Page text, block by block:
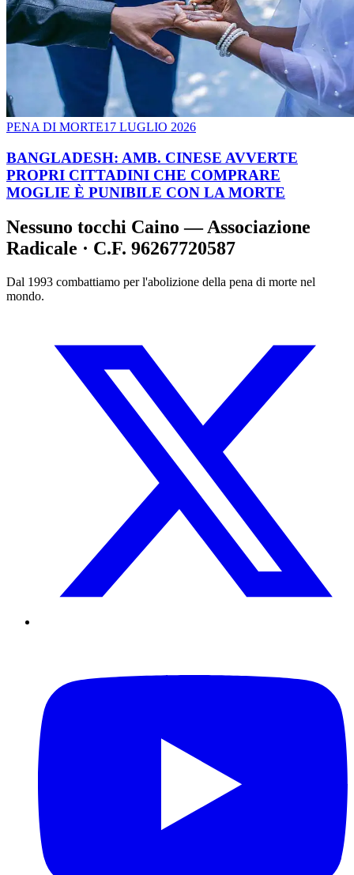
PENA DI MORTE17 LUGLIO 2026
BANGLADESH: AMB. CINESE AVVERTE
PROPRI CITTADINI CHE COMPRARE
MOGLIE È PUNIBILE CON LA MORTE
Nessuno tocchi Caino — Associazione
Radicale · C.F. 96267720587
Dal 1993 combattiamo per l'abolizione della pena di morte nel
mondo.